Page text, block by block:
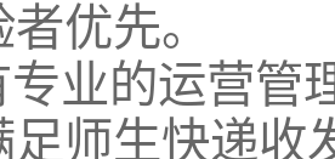
优先。
专业的运营管
足师生快递收